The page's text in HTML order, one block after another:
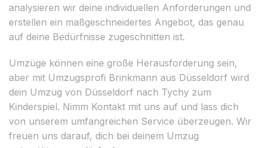
analysieren wir deine individuellen Anforderungen und
erstellen ein maßgeschneidertes Angebot, das genau
auf deine Bedürfnisse zugeschnitten ist.
Umzüge können eine große Herausforderung sein,
aber mit Umzugsprofi Brinkmann aus Düsseldorf wird
dein Umzug von Düsseldorf nach Tychy zum
Kinderspiel. Nimm Kontakt mit uns auf und lass dich
von unserem umfangreichen Service überzeugen. Wir
freuen uns darauf, dich bei deinem Umzug